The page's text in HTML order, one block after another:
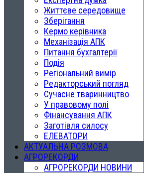
Життєве середовище
Зберігання
Кермо керівника
Механізація АПК
Питання бухгалтерії
Подія
Регіональний вимір
Редакторський погляд
Сучасне тваринництво
У правовому полі
Фінансування АПК
Заготівля силосу
ЕЛЕВАТОРИ
АКТУАЛЬНА РОЗМОВА
АГРОРЕКОРДИ
АГРОРЕКОРДИ НОВИНИ